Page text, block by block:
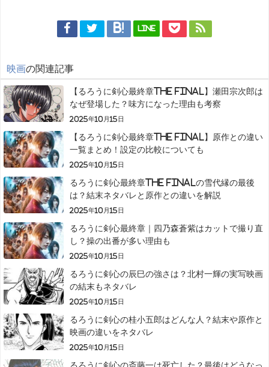
LINE
映画の関連記事
【るろうに剣心最終章The Final】瀬田宗次郎は
なぜ登場した？味方になった理由も考察
2025年10月15日
【るろうに剣心最終章The Final】原作との違い
一覧まとめ！設定の比較についても
2025年10月15日
るろうに剣心最終章The Finalの雪代縁の最後
は？結末ネタバレと原作との違いを解説
2025年10月15日
るろうに剣心最終章｜四乃森蒼紫はカットで撮り直
し？操の出番が多い理由も
2025年10月15日
るろうに剣心の辰巳の強さは？北村一輝の実写映画
の結末もネタバレ
2025年10月15日
るろうに剣心の桂小五郎はどんな人？結末や原作と
映画の違いをネタバレ
2025年10月15日
るろうに剣心の斎藤一は死亡した？最後はどうなっ